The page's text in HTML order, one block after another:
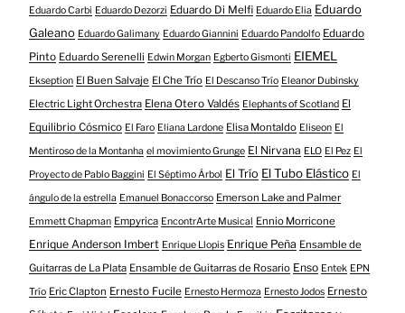
Eduardo Carbi Eduardo Dezorzi Eduardo Di Melfi Eduardo Elia Eduardo
Galeano Eduardo Galimany Eduardo Giannini Eduardo Pandolfo Eduardo
Pinto Eduardo Serenelli Edwin Morgan Egberto Gismonti EIEMEL
Ekseption El Buen Salvaje El Che Trío El Descanso Trío Eleanor Dubinsky
Electric Light Orchestra Elena Otero Valdés Elephants of Scotland El
Equilibrio Cósmico El Faro Eliana Lardone Elisa Montaldo Eliseon El
Mentiroso de la Montanha el movimiento Grunge El Nirvana ELO El Pez El
Proyecto de Pablo Baggini El Séptimo Árbol El Trío El Tubo Elástico El
ángulo de la estrella Emanuel Bonaccorso Emerson Lake and Palmer
Emmett Chapman Empyrica EncontrArte Musical Ennio Morricone
Enrique Anderson Imbert Enrique Llopis Enrique Peña Ensamble de
Guitarras de La Plata Ensamble de Guitarras de Rosario Enso Entek EPN
Trío Eric Clapton Ernesto Fucile Ernesto Hermoza Ernesto Jodos Ernesto